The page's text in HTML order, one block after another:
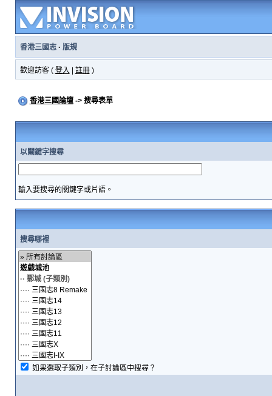
香港三國志· 版規
歡迎訪客 ( 登入 註冊)
香港三國論壇-> 搜尋表單
以關鍵字搜尋
輸入要搜尋的關鍵字或片語。
搜尋哪裡
如果選取子類別，在子討論區中搜尋？